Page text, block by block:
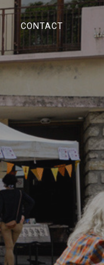
CONTACT